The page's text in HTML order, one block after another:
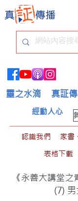
靈之水滴 真証
經動人心
認識我們 家書
表格下載
《永善大講堂之
(7) 男